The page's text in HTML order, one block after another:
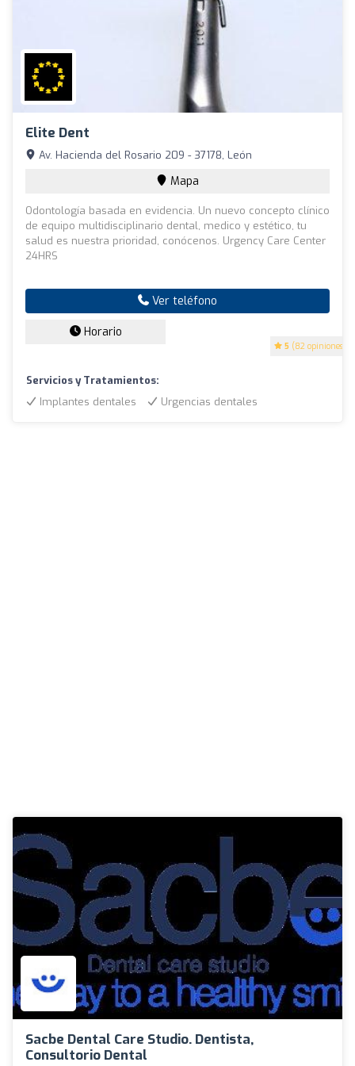
Elite Dent
5 (82 opiniones)
Av. Hacienda del Rosario 209 - 37178, León
Mapa
Odontología basada en evidencia. Un nuevo concepto clínico
de equipo multidisciplinario dental, medico y estético, tu
salud es nuestra prioridad, conócenos. Urgency Care Center
24HRS
Ver teléfono
Horario
Servicios y Tratamientos:
Implantes dentales
Urgencias dentales
Sacbe Dental Care Studio. Dentista,
Consultorio Dental